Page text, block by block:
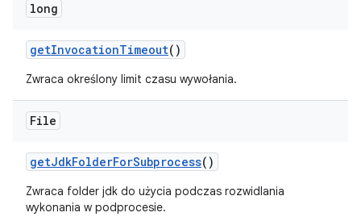
long
getInvocationTimeout()
Zwraca określony limit czasu wywołania.
File
getJdkFolderForSubprocess()
Zwraca folder jdk do użycia podczas rozwidlania
wykonania w podprocesie.